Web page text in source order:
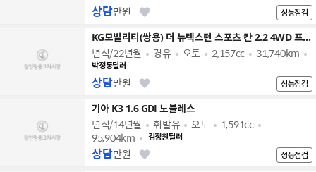
성능점검
상담만원
KG모빌리티(쌍용) 더 뉴렉스턴 스포츠 칸 2.2 4WD 프레스티지
년식/22년월 경유 오토 2,157cc 31,740km
박정동딜러
성능점검
상담만원
기아 K3 1.6 GDI 노블레스
년식/14년월 휘발유 오토
1,591cc
95,904km
김정원딜러
성능점검
상담만원